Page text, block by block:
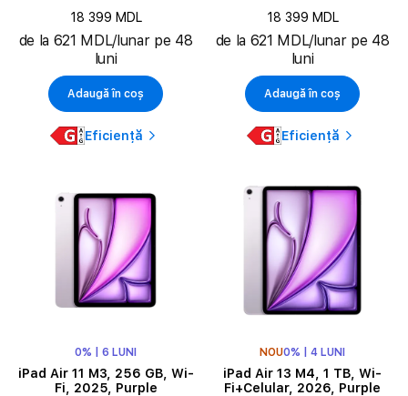
18 399 MDL
de la 621 MDL/lunar pe 48
luni
Adaugă în coș
Eficiență
18 399 MDL
de la 621 MDL/lunar pe 48
luni
Adaugă în coș
Eficiență
0% | 6 LUNI
iPad Air 11 M3, 256 GB, Wi-
Fi, 2025, Purple
NOU0% | 4 LUNI
iPad Air 13 M4, 1 TB, Wi-
Fi+Celular, 2026, Purple